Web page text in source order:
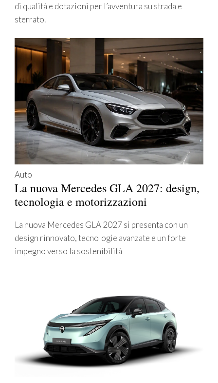
di qualità e dotazioni per l’avventura su strada e
sterrato.
Auto
La nuova Mercedes GLA 2027: design,
tecnologia e motorizzazioni
La nuova Mercedes GLA 2027 si presenta con un
design rinnovato, tecnologie avanzate e un forte
impegno verso la sostenibilità